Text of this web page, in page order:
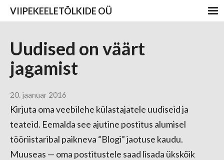
VIIPEKEELETÕLKIDE OÜ
Uudised on väärt
jagamist
20. jaanuar 2016
Kirjuta oma veebilehe külastajatele uudiseid ja
teateid. Eemalda see ajutine postitus alumisel
tööriistaribal paikneva “Blogi” jaotuse kaudu.
Muuseas — oma postitustele saad lisada ükskõik